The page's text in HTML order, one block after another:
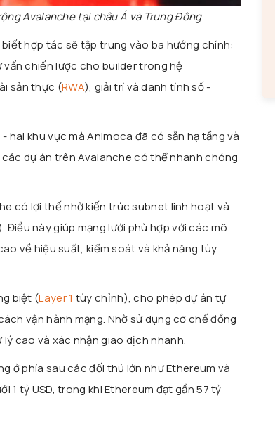
Avalanche tại châu Á và Trung Đông
hợp tác sẽ tập trung vào ba hướng chính:
chiến lược cho builder trong hệ
sản thực (RWA), giải trí và danh tính số -
hai khu vực mà Animoca đã có sẵn hạ tầng và
dự án trên Avalanche có thể nhanh chóng
có lợi thế nhờ kiến trúc subnet linh hoạt và
Điều này giúp mạng lưới phù hợp với các mô
về hiệu suất, kiểm soát và khả năng tùy
biệt (Layer 1 tùy chỉnh), cho phép dự án tự
vận hành mạng. Nhờ sử dụng cơ chế đồng
cao và xác nhận giao dịch nhanh.
ở phía sau các đối thủ lớn nhưEthereum và
1 tỷ USD, trong khi Ethereum đạt gần 57 tỷ